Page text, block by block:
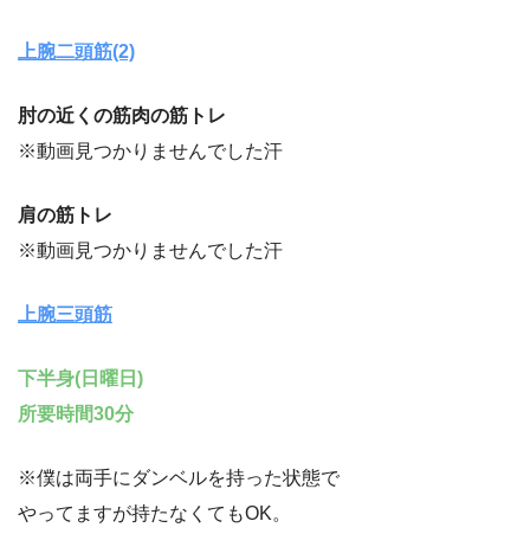
上腕二頭筋(2)
肘の近くの筋肉の筋トレ
※動画見つかりませんでした汗
肩の筋トレ
※動画見つかりませんでした汗
上腕三頭筋
下半身(日曜日)
所要時間30分
※僕は両手にダンベルを持った状態で
やってますが持たなくてもOK。